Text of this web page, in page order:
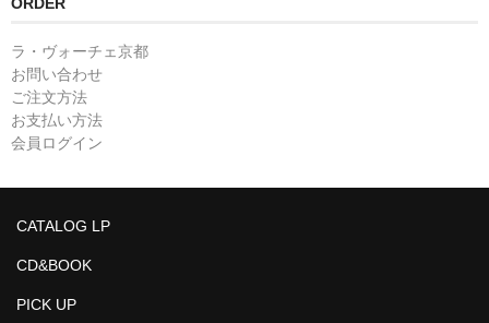
ラ・ヴォーチェ京都
お問い合わせ
ご注文方法
お支払い方法
会員ログイン
CATALOG LP
CD&BOOK
PICK UP